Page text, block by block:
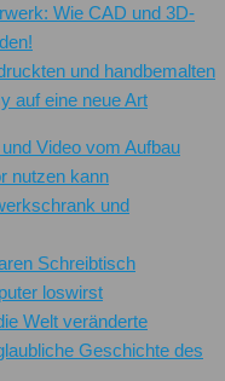
Wie CAD und 3D-
und handbemalten
auf eine neue Art
Video vom Aufbau
nutzen kann
und
Schreibtisch
loswirst
Welt veränderte
Geschichte des